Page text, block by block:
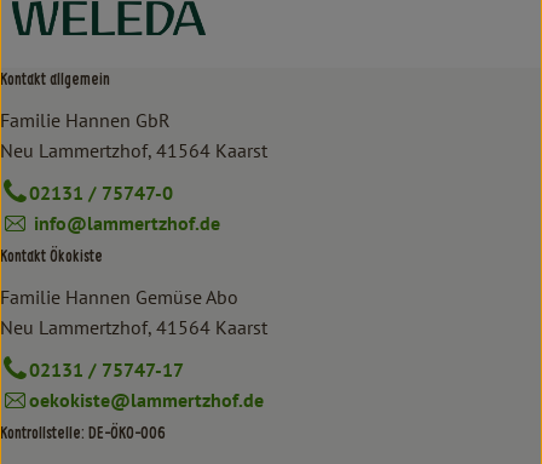
Kontakt allgemein
Familie Hannen GbR
Neu Lammertzhof, 41564 Kaarst
02131 / 75747-0
info@lammertzhof.de
Kontakt Ökokiste
Familie Hannen Gemüse Abo
Neu Lammertzhof, 41564 Kaarst
02131 / 75747-17
oekokiste@lammertzhof.de
Kontrollstelle: DE-ÖKO-006